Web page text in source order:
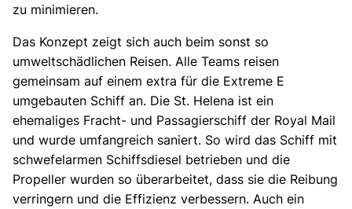
zu minimieren.
Das Konzept zeigt sich auch beim sonst so
umweltschädlichen Reisen. Alle Teams reisen
gemeinsam auf einem extra für die Extreme E
umgebauten Schiff an. Die St. Helena ist ein
ehemaliges Fracht- und Passagierschiff der Royal Mail
und wurde umfangreich saniert. So wird das Schiff mit
schwefelarmen Schiffsdiesel betrieben und die
Propeller wurden so überarbeitet, dass sie die Reibung
verringern und die Effizienz verbessern. Auch ein